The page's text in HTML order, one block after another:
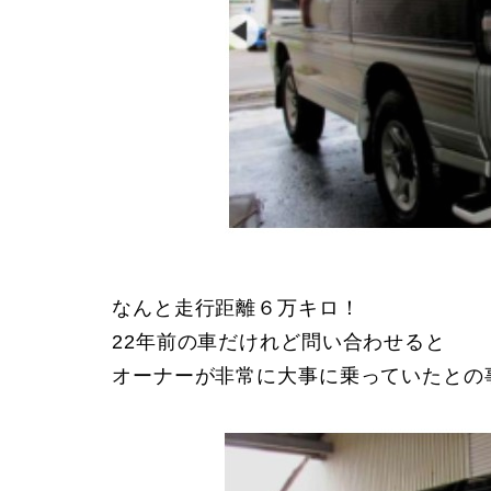
なんと走行距離６万キロ！
22年前の車だけれど問い合わせると
オーナーが非常に大事に乗っていたとの